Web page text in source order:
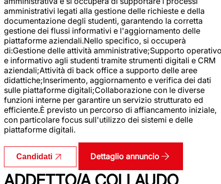
amministrativi legati alla gestione delle richieste e della
documentazione degli studenti, garantendo la corretta
gestione dei flussi informativi e l'aggiornamento delle
piattaforme aziendali.Nello specifico, si occuperà
di:Gestione delle attività amministrative;Supporto
e informativo agli studenti tramite strumenti digitali e CRM
aziendali;Attività di back office a supporto delle aree
didattiche;Inserimento, aggiornamento e verifica dei dati
sulle piattaforme digitali;Collaborazione con le diverse
funzioni interne per garantire un servizio strutturato ed
efficiente.È previsto un percorso di affiancamento iniziale,
con particolare focus sull'utilizzo dei sistemi e delle
piattaforme digitali.
Candidati Dettaglio annuncio
ADDETTO/A COLLAUDO